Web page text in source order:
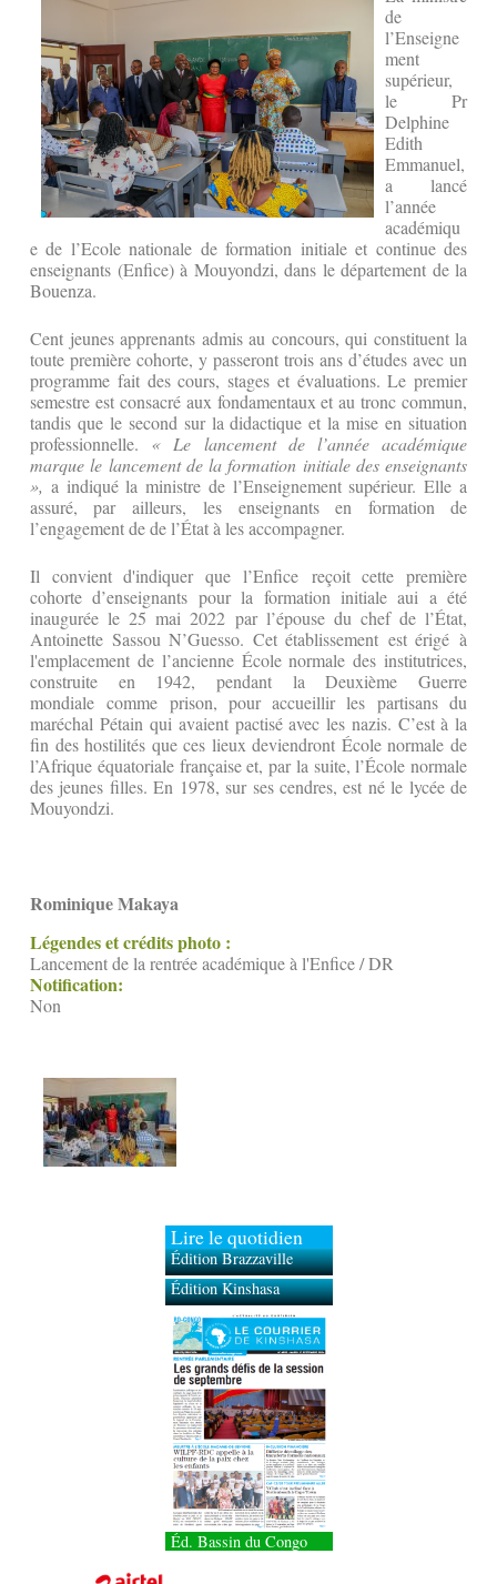
de
l’Enseigne
ment
supérieur,
le Pr
Delphine
Edith
Emmanuel,
a lancé
l’année
académiqu
e de l’Ecole nationale de formation initiale et continue des
enseignants (Enfice) à Mouyondzi, dans le département de la
Bouenza.
Cent jeunes apprenants admis au concours, qui constituent la
toute première cohorte, y passeront trois ans d’études avec un
programme fait des cours, stages et évaluations. Le premier
semestre est consacré aux fondamentaux et au tronc commun,
tandis que le second sur la didactique et la mise en situation
professionnelle. « Le lancement de l’année académique
marque le lancement de la formation initiale des enseignants
», a indiqué la ministre de l’Enseignement supérieur. Elle a
assuré, par ailleurs, les enseignants en formation de
l’engagement de de l’État à les accompagner.
Il convient d'indiquer que l’Enfice reçoit cette première
cohorte d’enseignants pour la formation initiale aui a été
inaugurée le 25 mai 2022 par l’épouse du chef de l’État,
Antoinette Sassou N’Guesso. Cet établissement est érigé à
l'emplacement de l’ancienne École normale des institutrices,
construite en 1942, pendant la Deuxième Guerre
mondiale comme prison, pour accueillir les partisans du
maréchal Pétain qui avaient pactisé avec les nazis. C’est à la
fin des hostilités que ces lieux deviendront École normale de
l’Afrique équatoriale française et, par la suite, l’École normale
des jeunes filles. En 1978, sur ses cendres, est né le lycée de
Mouyondzi.
Rominique Makaya
Légendes et crédits photo :
Lancement de la rentrée académique à l'Enfice / DR
Notification:
Non
Lire le quotidien
Édition Brazzaville
Édition Kinshasa
Éd. Bassin du Congo